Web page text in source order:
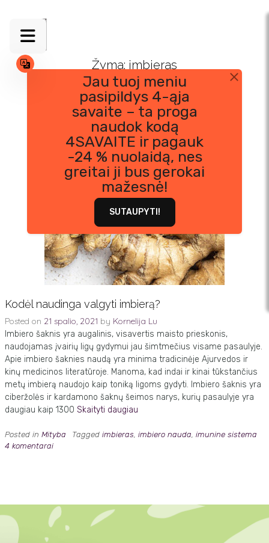
content
Jau tuoj meniu
pasipildys 4-ąja
savaite – ta proga
naudok kodą
4SAVAITE ir pagauk
-24 % nuolaidą, nes
greitai ji bus gerokai
mažesnė!
SUTAUPYTI!
Žyma: imbieras
Kodėl naudinga valgyti imbierą?
Posted on 21 spalio, 2021 by Kornelija Lu
Imbiero šaknis yra augalinis, visavertis maisto prieskonis,
naudojamas įvairių ligų gydymui jau šimtmečius visame pasaulyje.
Apie imbiero šaknies naudą yra minima tradicinėje Ajurvedos ir
kinų medicinos literatūroje. Manoma, kad indai ir kinai tūkstančius
metų imbierą naudojo kaip toniką ligoms gydyti. Imbiero šaknis yra
ciberžolės ir kardamono šaknų šeimos narys, kurių pasaulyje yra
daugiau kaip 1300 Skaityti daugiau
Posted in Mityba Tagged imbieras, imbiero nauda, imunine sistema
4 komentarai